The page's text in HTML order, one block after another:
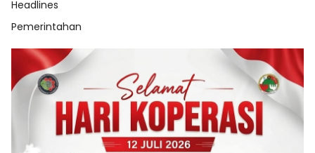
Headlines
Pemerintahan